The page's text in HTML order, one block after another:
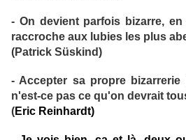
- On devient parfois bizarre,
raccroche aux lubies les plus
(Patrick Süskind)
- Accepter sa propre
n'est-ce pas ce qu'on devrait
(Eric Reinhardt)